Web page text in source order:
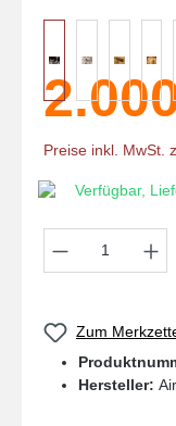
Preise inkl. MwSt.
Verfügbar,
Produkt
Zum
Hersteller: